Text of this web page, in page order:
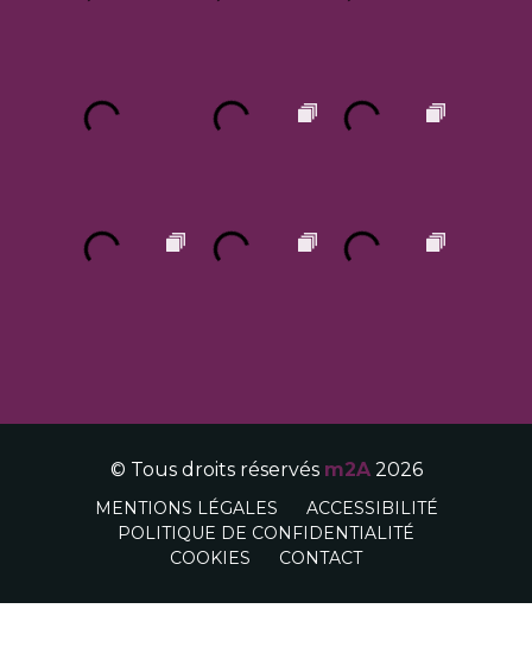
© Tous droits réservés m2A2026
MENTIONS LÉGALES
ACCESSIBILITÉ
POLITIQUE DE CONFIDENTIALITÉ
COOKIES
CONTACT